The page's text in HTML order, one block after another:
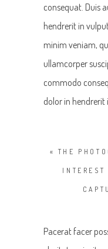
consequat. Duis
hendrerit in
minim veniam,
ullamcorper
commodo
dolor in hendrerit
« THE
Pacerat facer